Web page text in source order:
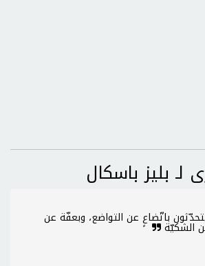
لـ بليز باسكال
باتّضاعٍ عن التواضع، وبعفّة عن
الشكيّة